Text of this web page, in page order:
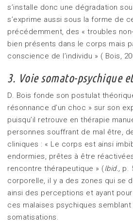
s’installe donc une dégradation
s’exprime aussi sous la forme de
précédemment, des « troubles
bien présents dans le corps mais
conscience de l’individu » ( Bois,
3. Voie somato-psychique
D. Bois fonde son postulat
résonnance d’un choc » sur son
puisqu’il retrouve en thérapie
personnes souffrant de mal être,
cliniques : « Le corps est ainsi
endormies, prêtes à être
rencontre thérapeutique » (Ibid., p.
corporelle, il y a des zones qui se
ainsi des perceptions et ayant
ces malaises psychiques
somatisations.